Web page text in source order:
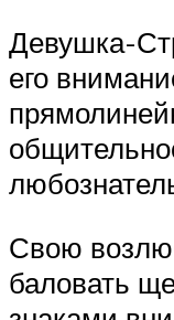
Девушка-
его
Свою
баловать